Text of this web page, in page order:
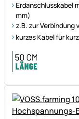
Erdanschlusskabel
mm)
z.B. zur Verbindung
kurzes Kabel für